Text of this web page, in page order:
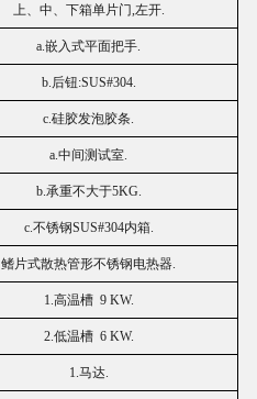
上、中、下箱单片门,左开.
a.嵌入式平面把手.
b.后钮:SUS#304.
c.硅胶发泡胶条.
a.中间测试室.
b.承重不大于5KG.
c.不锈钢SUS#304内箱.
鳍片式散热管形不锈钢电热器.
1.高温槽 9 KW.
2.低温槽 6 KW.
1.马达.